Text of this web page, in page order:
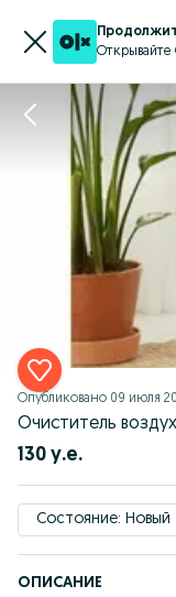
Открывайте
Опубликовано 09 июля
Очиститель
130 у.е.
Состояние: Новый
ОПИСАНИЕ